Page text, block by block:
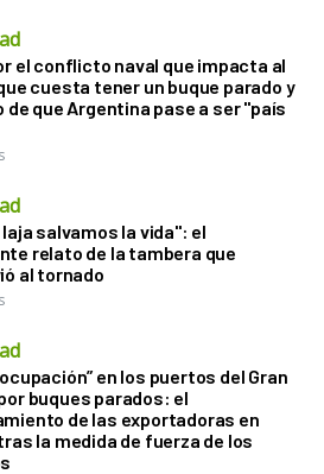
el conflicto naval que impacta al
cuesta tener un buque parado y
de que Argentina pase a ser "país
laja salvamos la vida": el
relato de la tambera que
al tornado
en los puertos del Gran
buques parados: el
de las exportadoras en
la medida de fuerza de los